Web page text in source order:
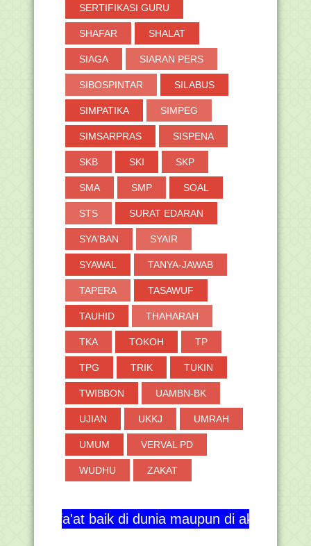
SERTIFIKASI GURU
SHAFAR SHALAT
SIAGA SIARAN PERS
SIBOSPINTAR SILABUS
SIMPATIKA SIMPEG
SIMSARPRAS SISPENA
SKB SKI SKP
SMA SMP SOAL
STS SURAT EDARAN
SYA'BAN SYAIR
SYAWAL TANYA-JAWAB
TAPERA TASAWUF
TAUHID THAHARAH
TKA TOKOH TP
TPG TRIK TUKIN
TWIBBON UAMBN-BK
UJIAN UKKJ UMRAH
UMUM VERVAL PD
WUDHU ZAKAT
baik di dunia maupun di akhirat. Aamiin ya